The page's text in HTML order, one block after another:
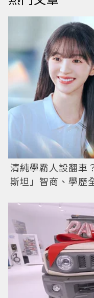
清純學霸人設翻車
斯坦」智商、學歷